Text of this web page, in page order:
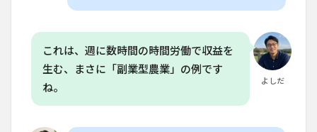
よしだ
これは、週に数時間の時間労働で収益を
生む、まさに「副業型農業」の例です
ね。